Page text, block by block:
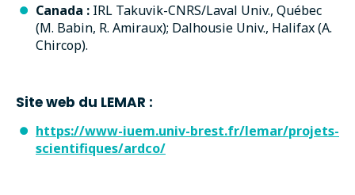
Canada : IRL Takuvik-CNRS/Laval Univ., Québec
(M. Babin, R. Amiraux); Dalhousie Univ., Halifax (A.
Chircop).
Site web du LEMAR :
https://www-iuem.univ-brest.fr/lemar/projets-
scientifiques/ardco/